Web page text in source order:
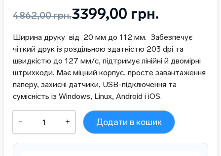
4862,00грн.
Оригінальна
ціна:
4862,00 грн..
3399,00 грн.
Поточна
ціна:
3399,00 грн..
Ширина друку від 20 мм до 112 мм. Забезпечує
чіткий друк із роздільною здатністю 203 dpi та
швидкістю до 127 мм/с, підтримує лінійні й двомірні
штрихкоди. Має міцний корпус, просте завантаження
паперу, захисні датчики, USB-підключення та
сумісність із Windows, Linux, Android і iOS.
Широкоформатний
термопринтер
етикеток
Xprinter
- + Додати в кошик